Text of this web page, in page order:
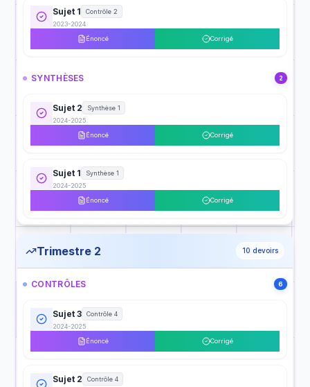
Sujet 1
Contrôle 2
2023-2024
Énoncé
Corrigé
SYNTHÈSES 2
Sujet 2
Synthèse 1
2024-2025
Énoncé
Corrigé
Sujet 1
Synthèse 1
2024-2025
Énoncé
Corrigé
Trimestre 2 10 devoirs
CONTRÔLES 6
Sujet 3
Contrôle 4
2024-2025
Énoncé
Corrigé
Sujet 2
Contrôle 4